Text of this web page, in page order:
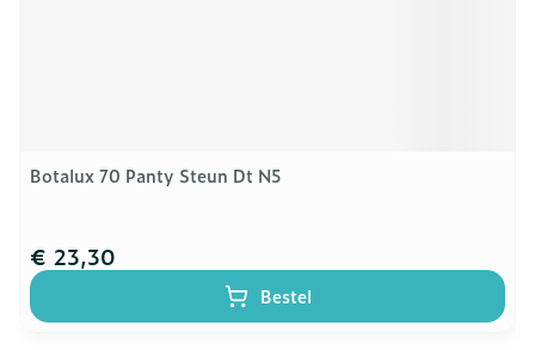
Botalux 70 Panty Steun Dt N5
€ 23,30
Bestel